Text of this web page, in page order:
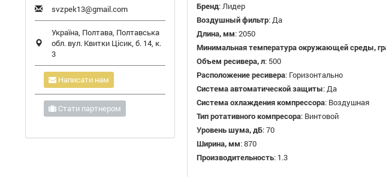
Бренд:Лидер
Воздушный фильтр:Да
Длина, мм:2050
Минимальная температура окружающей среды,
Объем ресивера, л: 500
Расположение ресивера: Горизонтально
Система автоматической защиты:Да
Система охлаждения компрессора: Воздушная
Тип ротативного компресора: Винтовой
Уровень шума, дБ:70
Ширина, мм:870
Производительность: 1.3
svzpek13@gmail.com
Україна, Полтава, Полтавська
обл. вул. Квитки Цісик, б. 14, к.
3
Написати нам
Стати партнером